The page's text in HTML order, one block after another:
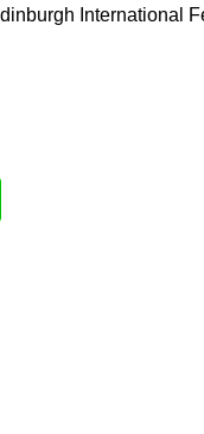
International